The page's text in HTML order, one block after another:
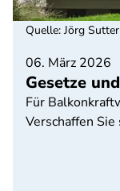
06. März 2026
Gesetze
Für
Verschaffen
Quelle: Jörg Sutter